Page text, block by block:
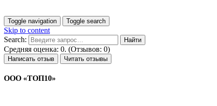
Toggle navigation Toggle search
Skip to content
Search:
Средняя оценка: 0. (Отзывов: 0)
Написать отзыв Читать отзывы
ООО «ТОП10»